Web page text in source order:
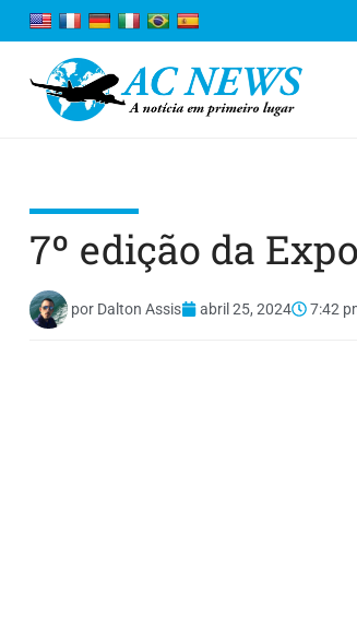
7º edição da
por Dalton Assis abril 25, 2024 7:42